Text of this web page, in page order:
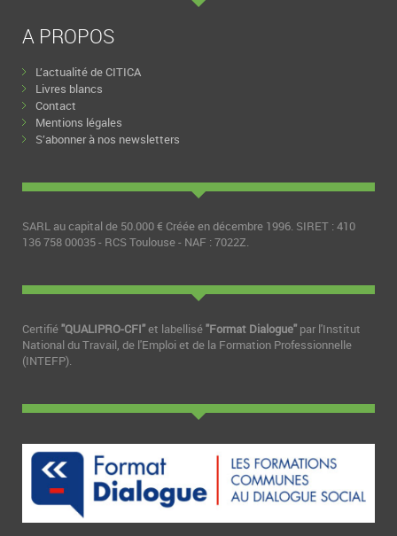
A PROPOS
L’actualité de CITICA
Livres blancs
Contact
Mentions légales
S’abonner à nos newsletters
SARL au capital de 50.000 € Créée en décembre 1996. SIRET : 410
136 758 00035 - RCS Toulouse - NAF : 7022Z.
Certifié"QUALIPRO-CFI"et labellisé"Format Dialogue" par l'Institut
National du Travail, de l'Emploi et de la Formation Professionnelle
(INTEFP).